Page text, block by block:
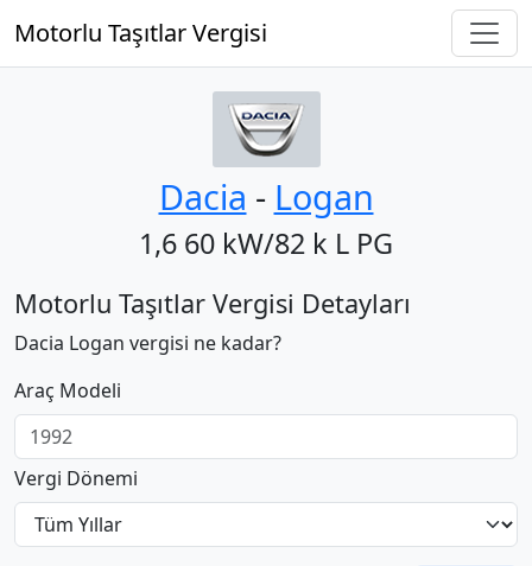
Motorlu Taşıtlar Vergisi
Dacia ‐ Logan
1,6 60 kW/82 k L PG
Motorlu Taşıtlar Vergisi Detayları
Dacia Logan vergisi ne kadar?
Araç Modeli
Vergi Dönemi